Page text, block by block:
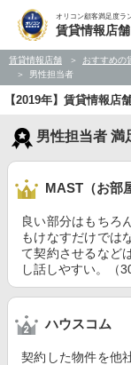
オリコン顧客満足度ラ
賃貸情報店
賃貸情報店舗 おすすめの
男性担当者
【2019年】賃貸情報店
男性担当者 満
MAST（お部
良い部分はもちろ
もけなすだけでは
て契約させるなど
し話しやすい。（
ハウスコム
契約した物件を他